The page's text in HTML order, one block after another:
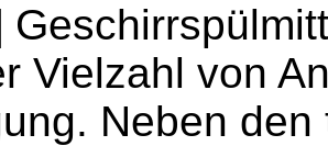
Vielzahl von
Neben